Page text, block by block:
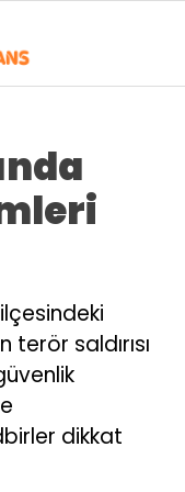
terör saldırısı
dikkat